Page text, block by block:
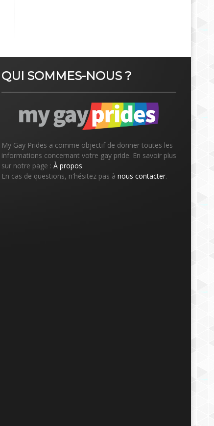
QUI SOMMES-NOUS ?
My Gay Prides a comme objectif de donner toutes les
informations concernant votre gay pride. En savoir plus
sur notre page : À propos.
En cas de questions, n'hésitez pas à nous contacter.